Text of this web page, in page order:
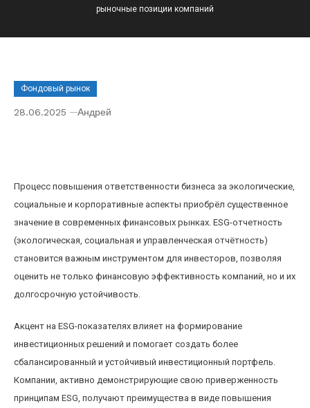
рыночные позиции компаний
Фондовый рынок
28.06.2025 Андрей
Процесс повышения ответственности бизнеса за экологические,
социальные и корпоративные аспекты приобрёл существенное
значение в современных финансовых рынках. ESG-отчетность
(экологическая, социальная и управленческая отчётность)
становится важным инструментом для инвесторов, позволяя
оценить не только финансовую эффективность компаний, но и их
долгосрочную устойчивость.
Акцент на ESG-показателях влияет на формирование
инвестиционных решений и помогает создать более
сбалансированный и устойчивый инвестиционный портфель.
Компании, активно демонстрирующие свою приверженность
принципам ESG, получают преимущества в виде повышения